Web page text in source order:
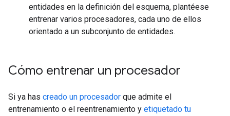
entidades en la definición del esquema, plantéese
entrenar varios procesadores, cada uno de ellos
orientado a un subconjunto de entidades.
Cómo entrenar un procesador
Si ya has creado un procesador que admite el
entrenamiento o el reentrenamiento y etiquetado tu